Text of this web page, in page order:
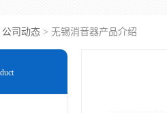
公司动态 > 无锡消音器产品介绍